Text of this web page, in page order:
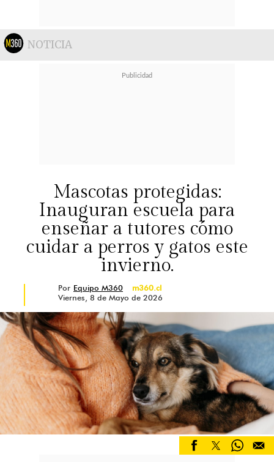
NOTICIA
Mascotas protegidas:
Inauguran escuela para
enseñar a tutores cómo
cuidar a perros y gatos este
invierno.
Por Equipo M360
m360.cl
Viernes, 8 de Mayo de 2026